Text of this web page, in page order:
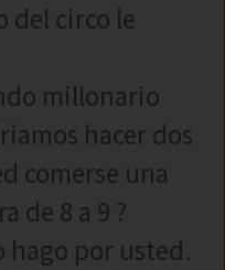
del circo le
millonario
hacer dos
comerse una
de 8 a 9 ?
hago por usted.